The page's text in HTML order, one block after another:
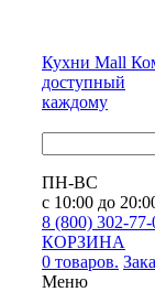
Кухни Mall
доступный
каждому
ПН-ВС
с 10:00 до
8 (800) 302-77-
КОРЗИНА
0 товаров.
Меню